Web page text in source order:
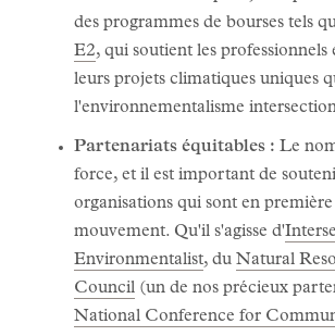
des programmes de bourses tels
E2, qui soutient les professionnels
leurs projets climatiques uniques
l'environnementalisme
Partenariats équitables : Le
force, et il est important de
organisations qui sont en
mouvement. Qu'il s'agisse d'
Environmentalist, du Natural
Council (un de nos précieux
National Conference for